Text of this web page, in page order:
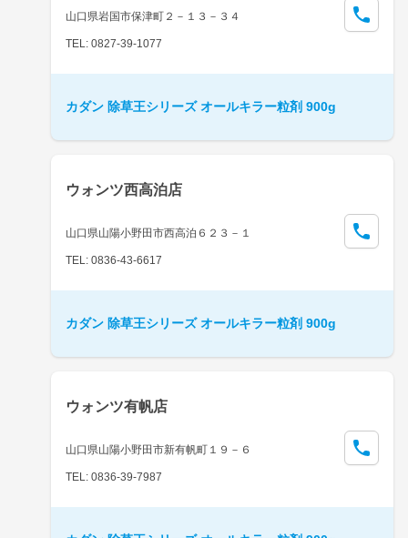
山口県岩国市保津町２－１３－３４
TEL: 0827-39-1077
カダン 除草王シリーズ オールキラー粒剤 900g
ウォンツ西高泊店
山口県山陽小野田市西高泊６２３－１
TEL: 0836-43-6617
カダン 除草王シリーズ オールキラー粒剤 900g
ウォンツ有帆店
山口県山陽小野田市新有帆町１９－６
TEL: 0836-39-7987